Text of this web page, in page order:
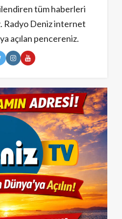
tüm haberleri
Radyo Deniz internet
açılan pencereniz.